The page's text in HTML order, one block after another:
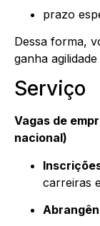
prazo
Dessa forma,
ganha
Serviço
Vagas de
nacional)
carreiras